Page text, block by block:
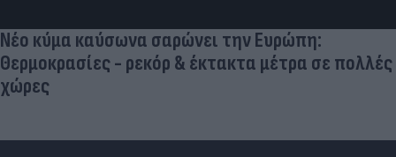
Νέο κύμα καύσωνα σαρώνει την Ευρώπη:
Θερμοκρασίες - ρεκόρ & έκτακτα μέτρα σε πολλές
χώρες